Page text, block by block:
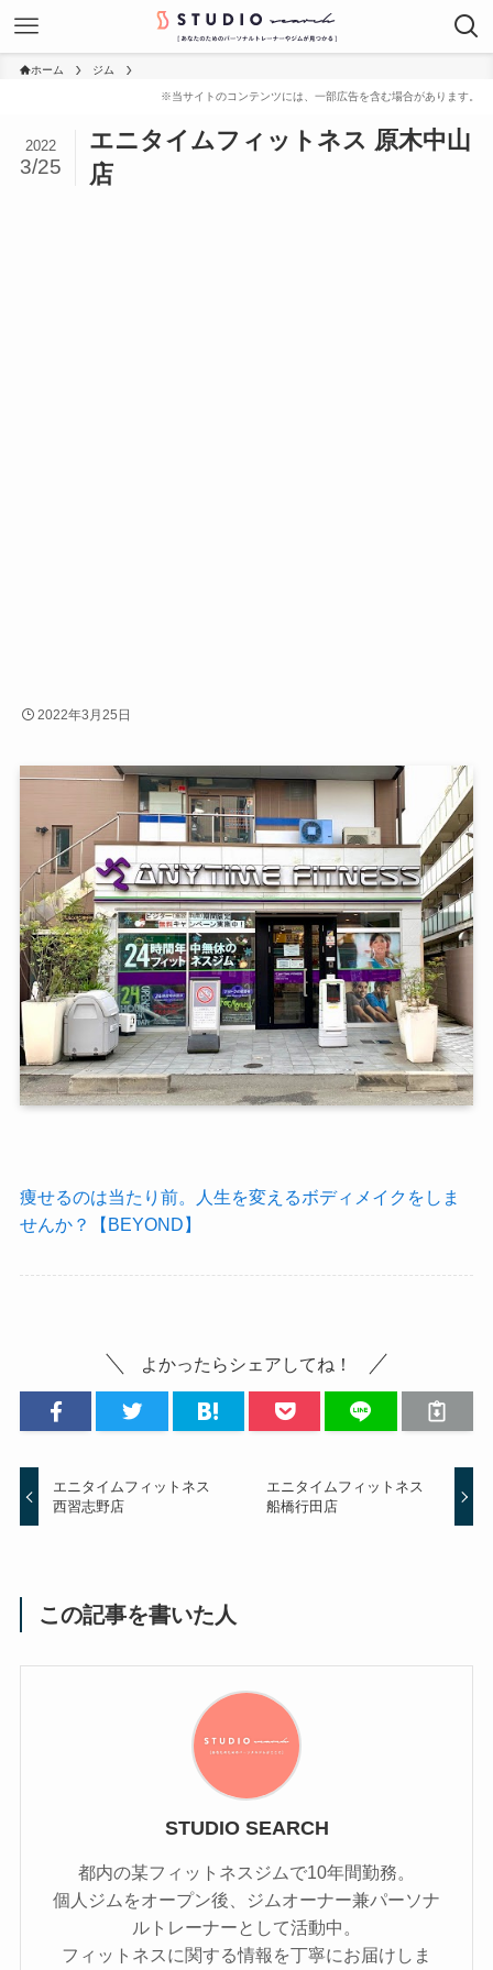
ホーム ジム
エニタイムフィットネス 原木中山
店
2022
3/25
2022年3月25日
痩せるのは当たり前。人生を変えるボディメイクをしま
せんか？【BEYOND】
よかったらシェアしてね！
エニタイムフィットネス
西習志野店
エニタイムフィットネス
船橋行田店
この記事を書いた人
STUDIO SEARCH
都内の某フィットネスジムで10年間勤務。
個人ジムをオープン後、ジムオーナー兼パーソナ
ルトレーナーとして活動中。
フィットネスに関する情報を丁寧にお届けしま